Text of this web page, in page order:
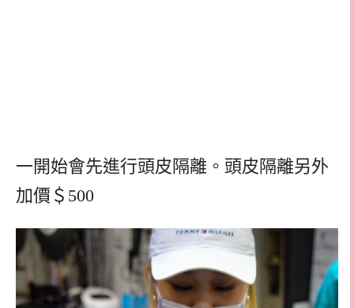
一開始會先進行頭皮隔離。頭皮隔離另外
加價＄500